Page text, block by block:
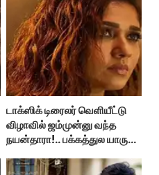
டாக்ஸிக் டிரைலர் வெளியீட்டு
விழாவில் ஜம்முன்னு வந்த
நயன்தாரா!.. பக்கத்துல யாரு